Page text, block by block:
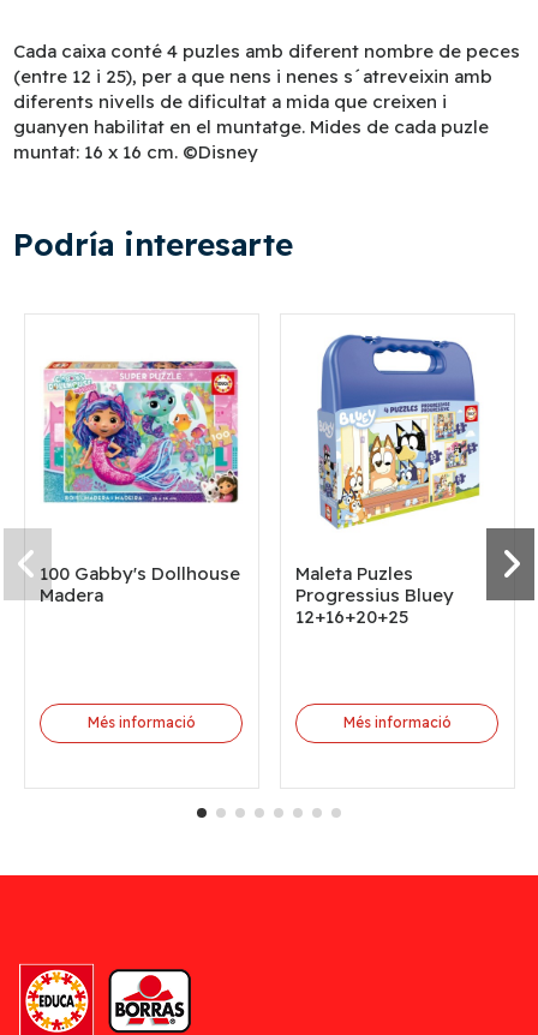
Cada caixa conté 4 puzles amb diferent nombre de peces
(entre 12 i 25), per a que nens i nenes s´atreveixin amb
diferents nivells de dificultat a mida que creixen i
guanyen habilitat en el muntatge. Mides de cada puzle
muntat: 16 x 16 cm. ©Disney
Podría interesarte
100 Gabby's Dollhouse
Madera
Més informació
Maleta Puzles
Progressius Bluey
12+16+20+25
Més informació